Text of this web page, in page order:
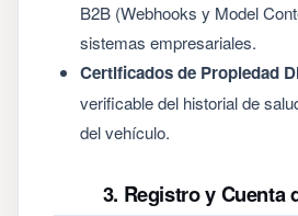
B2B (Webhooks y Model
sistemas empresariales.
Certificados de Propiedad
verificable del historial de
del vehículo.
3. Registro y Cuenta